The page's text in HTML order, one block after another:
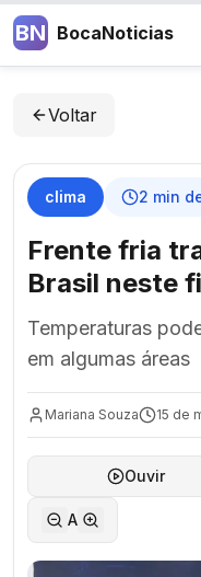
BN BocaNoticias
Voltar
clima 2 min
Frente fria
Brasil neste
Temperaturas
em algumas áreas
Mariana Souza 15 de
Ouvir
A